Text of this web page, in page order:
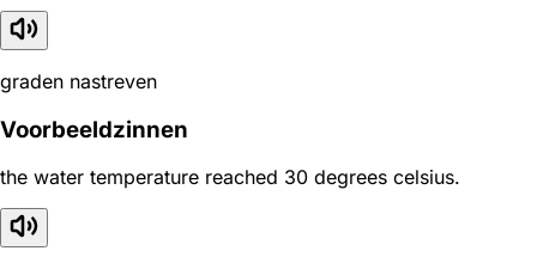
graden nastreven
Voorbeeldzinnen
the water temperature reached 30 degrees celsius.